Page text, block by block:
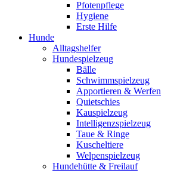
Pfotenpflege
Hygiene
Erste Hilfe
Hunde
Alltagshelfer
Hundespielzeug
Bälle
Schwimmspielzeug
Apportieren & Werfen
Quietschies
Kauspielzeug
Intelligenzspielzeug
Taue & Ringe
Kuscheltiere
Welpenspielzeug
Hundehütte & Freilauf